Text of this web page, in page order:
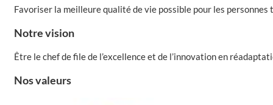
Favoriser la meilleure qualité de vie possible pour les personnes
Notre vision
Être le chef de file de l’excellence et de l’innovation en
Nos valeurs